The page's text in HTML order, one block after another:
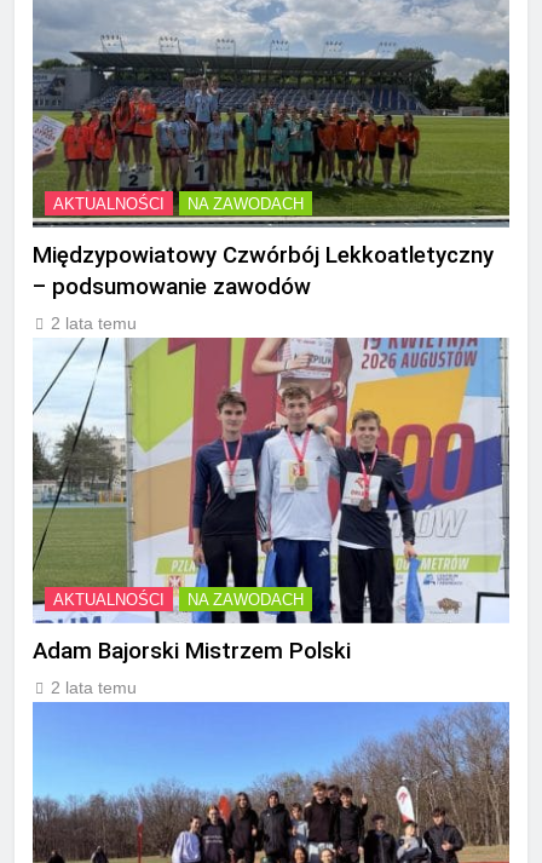
AKTUALNOŚCI NA ZAWODACH
Międzypowiatowy Czwórbój Lekkoatletyczny
– podsumowanie zawodów
2 lata temu
AKTUALNOŚCI NA ZAWODACH
Adam Bajorski Mistrzem Polski
2 lata temu